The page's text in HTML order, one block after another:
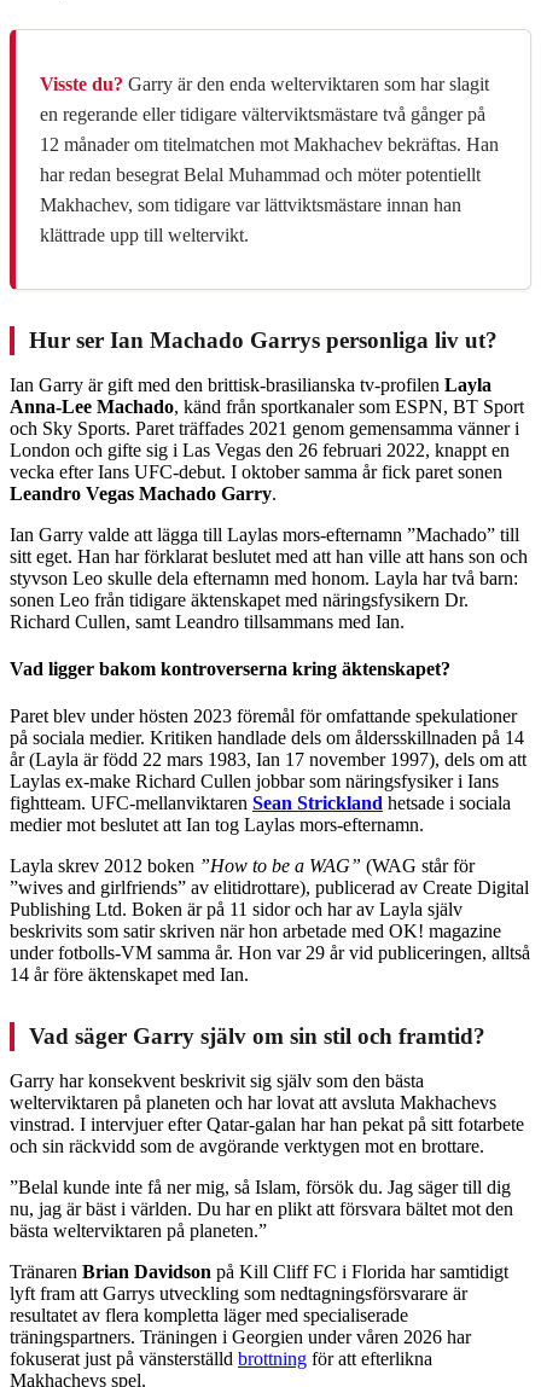
Visste du? Garry är den enda welterviktaren som har slagit
en regerande eller tidigare välterviktsmästare två gånger på
12 månader om titelmatchen mot Makhachev bekräftas. Han
har redan besegrat Belal Muhammad och möter potentiellt
Makhachev, som tidigare var lättviktsmästare innan han
klättrade upp till weltervikt.
Hur ser Ian Machado Garrys personliga liv ut?
Ian Garry är gift med den brittisk-brasilianska tv-profilen Layla
Anna-Lee Machado, känd från sportkanaler som ESPN, BT Sport
och Sky Sports. Paret träffades 2021 genom gemensamma vänner i
London och gifte sig i Las Vegas den 26 februari 2022, knappt en
vecka efter Ians UFC-debut. I oktober samma år fick paret sonen
Leandro Vegas Machado Garry.
Ian Garry valde att lägga till Laylas mors-efternamn ”Machado” till
sitt eget. Han har förklarat beslutet med att han ville att hans son och
styvson Leo skulle dela efternamn med honom. Layla har två barn:
sonen Leo från tidigare äktenskapet med näringsfysikern Dr.
Richard Cullen, samt Leandro tillsammans med Ian.
Vad ligger bakom kontroverserna kring äktenskapet?
Paret blev under hösten 2023 föremål för omfattande spekulationer
på sociala medier. Kritiken handlade dels om åldersskillnaden på 14
år (Layla är född 22 mars 1983, Ian 17 november 1997), dels om att
Laylas ex-make Richard Cullen jobbar som näringsfysiker i Ians
fightteam. UFC-mellanviktaren Sean Strickland hetsade i sociala
medier mot beslutet att Ian tog Laylas mors-efternamn.
Layla skrev 2012 boken ”How to be a WAG” (WAG står för
”wives and girlfriends” av elitidrottare), publicerad av Create Digital
Publishing Ltd. Boken är på 11 sidor och har av Layla själv
beskrivits som satir skriven när hon arbetade med OK! magazine
under fotbolls-VM samma år. Hon var 29 år vid publiceringen, alltså
14 år före äktenskapet med Ian.
Vad säger Garry själv om sin stil och framtid?
Garry har konsekvent beskrivit sig själv som den bästa
welterviktaren på planeten och har lovat att avsluta Makhachevs
vinstrad. I intervjuer efter Qatar-galan har han pekat på sitt fotarbete
och sin räckvidd som de avgörande verktygen mot en brottare.
”Belal kunde inte få ner mig, så Islam, försök du. Jag säger till dig
nu, jag är bäst i världen. Du har en plikt att försvara bältet mot den
bästa welterviktaren på planeten.”
Tränaren Brian Davidson på Kill Cliff FC i Florida har samtidigt
lyft fram att Garrys utveckling som nedtagningsförsvarare är
resultatet av flera kompletta läger med specialiserade
träningspartners. Träningen i Georgien under våren 2026 har
fokuserat just på vänsterställd brottning för att efterlikna
Makhachevs spel.